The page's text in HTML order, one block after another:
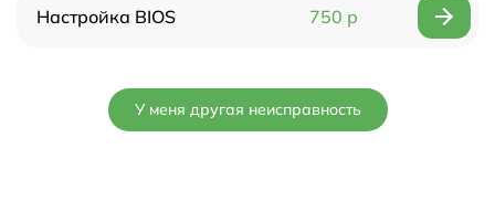
Настройка BIOS 750 р
У меня другая неисправность